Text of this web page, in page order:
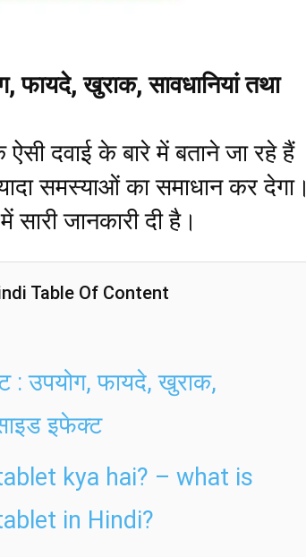
फायदे, खुराक, सावधानियां तथा
दवाई के बारे में बताने जा रहे हैं
समस्याओं का समाधान कर देगा।
जानकारी दी है।
Table Of Content
: उपयोग, फायदे, खुराक,
इफेक्ट
kya hai? – what is
in Hindi?